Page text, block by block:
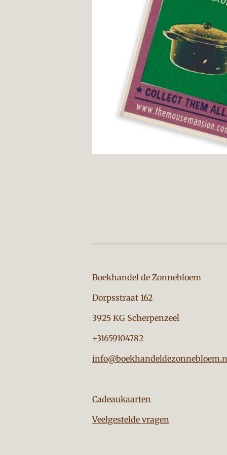
Boekhandel de
Dorpsstraat 162
3925 KG Scherpenzeel
+31659104782
Cadeaukaarten
Veelgestelde vragen